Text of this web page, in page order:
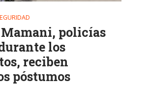
policías
los
reciben
póstumos